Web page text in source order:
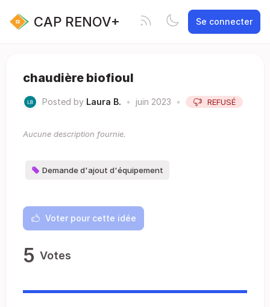
CAP RENOV+ Se connecter
chaudière biofioul
Posted by Laura B. • juin 2023 • REFUSÉ
Aucune description fournie.
Demande d'ajout d'équipement
Voter pour cette idée
5 Votes